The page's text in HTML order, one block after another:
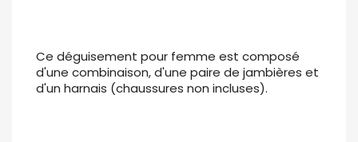
Ce déguisement pour femme est composé
d'une combinaison, d'une paire de jambières et
d'un harnais (chaussures non incluses).